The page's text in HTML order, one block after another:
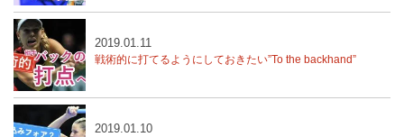
戦術的に打てるようにしておきたい”To the backhand”
2019.01.11
2019.01.10